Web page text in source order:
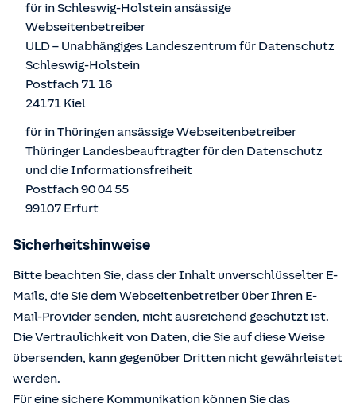
für in Schleswig-Holstein ansässige
Webseitenbetreiber
ULD – Unabhängiges Landeszentrum für Datenschutz
Schleswig-Holstein
Postfach 71 16
24171 Kiel
für in Thüringen ansässige Webseitenbetreiber
Thüringer Landesbeauftragter für den Datenschutz
und die Informationsfreiheit
Postfach 90 04 55
99107 Erfurt
Sicherheitshinweise
Bitte beachten Sie, dass der Inhalt unverschlüsselter E-
Mails, die Sie dem Webseitenbetreiber über Ihren E-
Mail-Provider senden, nicht ausreichend geschützt ist.
Die Vertraulichkeit von Daten, die Sie auf diese Weise
übersenden, kann gegenüber Dritten nicht gewährleistet
werden.
Für eine sichere Kommunikation können Sie das